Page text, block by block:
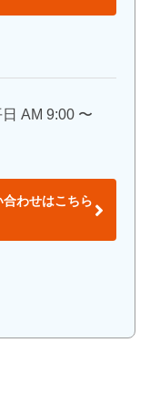
日 AM 9:00 〜
わせはこちら